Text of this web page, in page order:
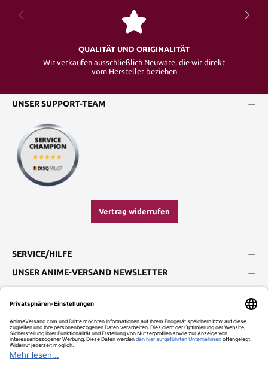
QUALITÄT UND ORIGINALITÄT
Wir verkaufen ausschließlich Neuware, die wir direkt
vom Hersteller beziehen
UNSER SUPPORT-TEAM
Vertrag widerrufen
SERVICE/HILFE
UNSER ANIME-VERSAND NEWSLETTER
Impressum